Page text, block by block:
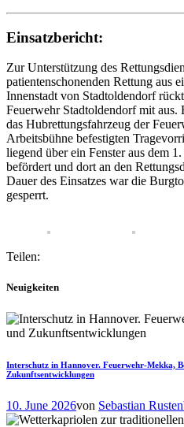
Einsatzbericht:
Zur Unterstützung des
patientenschonenden Rettung aus
Innenstadt von Stadtoldendorf
Feuerwehr Stadtoldendorf mit aus.
das Hubrettungsfahrzeug der
Arbeitsbühne befestigten
liegend über ein Fenster aus dem
befördert und dort an den
Dauer des Einsatzes war die
gesperrt.
Teilen:
Neuigkeiten
Interschutz in Hannover. Feuerwehr-Mekka,
Zukunftsentwicklungen
10. June 2026von Sebastian